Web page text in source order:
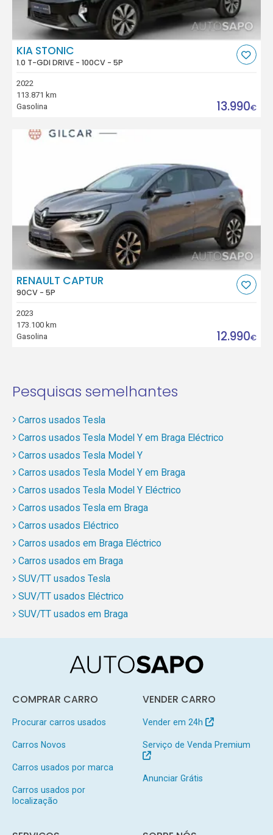
KIA STONIC
1.0 T-GDI DRIVE - 100CV - 5P
2022
113.871 km
Gasolina
13.990€
RENAULT CAPTUR
90CV - 5P
2023
173.100 km
Gasolina
12.990€
Pesquisas semelhantes
Carros usados Tesla
Carros usados Tesla Model Y em Braga Eléctrico
Carros usados Tesla Model Y
Carros usados Tesla Model Y em Braga
Carros usados Tesla Model Y Eléctrico
Carros usados Tesla em Braga
Carros usados Eléctrico
Carros usados em Braga Eléctrico
Carros usados em Braga
SUV/TT usados Tesla
SUV/TT usados Eléctrico
SUV/TT usados em Braga
COMPRAR CARRO
Procurar carros usados
Carros Novos
Carros usados por marca
Carros usados por
localização
VENDER CARRO
Vender em 24h
Serviço de Venda Premium
Anunciar Grátis